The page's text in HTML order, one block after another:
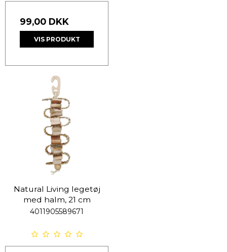
99,00 DKK
VIS PRODUKT
Natural Living legetøj
med halm, 21 cm
4011905589671